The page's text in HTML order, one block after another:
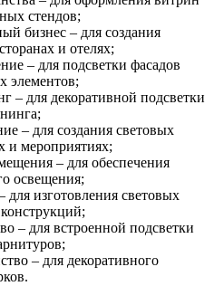
стендов;
бизнес – для создания
и отелях;
– для подсветки фасадов
элементов;
– для декоративной подсветки
– для создания световых
и мероприятиях;
– для обеспечения
освещения;
для изготовления световых
– для встроенной подсветки
– для декоративного